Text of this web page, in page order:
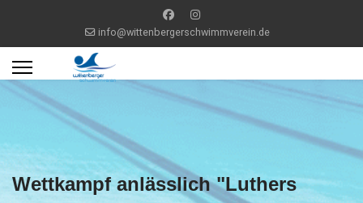
info@wittenbergerschwimmverein.de
Wettkampf anlässlich "Luthers